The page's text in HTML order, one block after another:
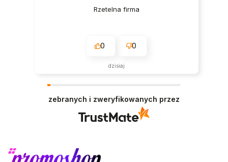
Rzetelna firma
0 0
dzisiaj
zebranych i zweryfikowanych przez